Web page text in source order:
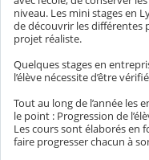
niveau. Les mini stages en
de découvrir les différentes
projet réaliste.
Quelques stages en
l’élève nécessite d’être
Tout au long de l’année
le point : Progression de
Les cours sont élaborés en
faire progresser chacun à